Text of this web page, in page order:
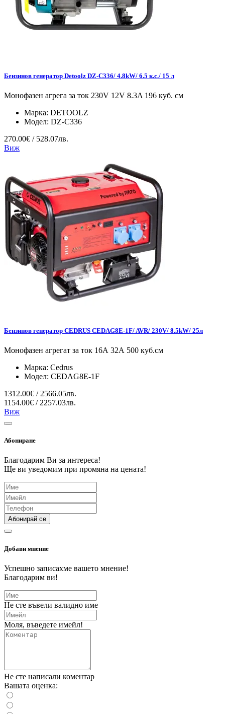
Бензинов генератор Detoolz DZ-C336/ 4.8kW/ 6.5 к.с./ 15 л
Монофазен агрега за ток 230V 12V 8.3A 196 куб. см
Марка: DETOOLZ
Модел: DZ-C336
270.00€ / 528.07лв.
Виж
Бензинов генератор CEDRUS CEDAG8E-1F/ AVR/ 230V/ 8.5kW/ 25л
Монофазен агрегат за ток 16А 32А 500 куб.см
Марка: Cedrus
Модел: CEDAG8E-1F
1312.00€ / 2566.05лв.
1154.00€ / 2257.03лв.
Виж
Абониране
Благодарим Ви за интереса!
Ще ви уведомим при промяна на цената!
Абонирай се
Добави мнение
Успешно записахме вашето мнение!
Благодарим ви!
Не сте въвели валидно име
Моля, въведете имейл!
Не сте написали коментар
Вашата оценка: